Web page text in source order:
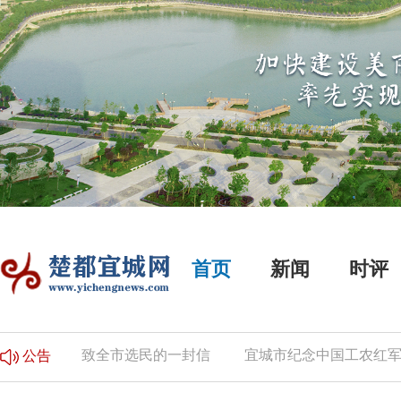
首页 新闻 时评
公告
告 致全市选民的一封信 宜城市纪念中国工农红军